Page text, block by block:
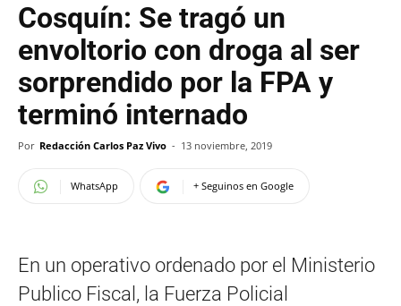
Cosquín: Se tragó un
envoltorio con droga al ser
sorprendido por la FPA y
terminó internado
Por Redacción Carlos Paz Vivo - 13 noviembre, 2019
WhatsApp + Seguinos en Google
En un operativo ordenado por el Ministerio
Publico Fiscal, la Fuerza Policial